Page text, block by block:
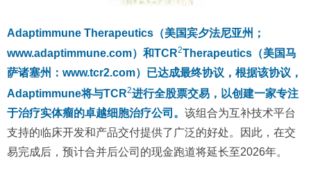
Adaptimmune Therapeutics（美国宾夕法尼亚州；
www.adaptimmune.com）和TCR2Therapeutics（美国马
萨诸塞州：www.tcr2.com）已达成最终协议，根据该协议，
Adaptimmune将与TCR2进行全股票交易，以创建一家专注
于治疗实体瘤的卓越细胞治疗公司。 该组合为互补技术平台
支持的临床开发和产品交付提供了广泛的好处。因此，在交
易完成后，预计合并后公司的现金跑道将延长至2026年。